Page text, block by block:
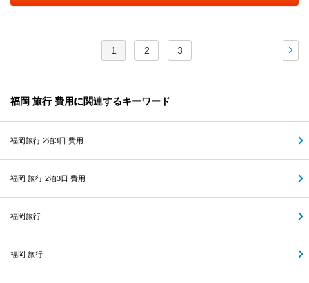
1 2 3
福岡 旅行 費用に関連するキーワード
福岡旅行 2泊3日 費用
福岡 旅行 2泊3日 費用
福岡旅行
福岡 旅行